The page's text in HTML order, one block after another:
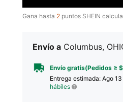
Gana hasta 2 puntos SHEIN
Envío a Columbus,
Envío gratis(Pedidos ≥
Entrega estimada: Ago
hábiles